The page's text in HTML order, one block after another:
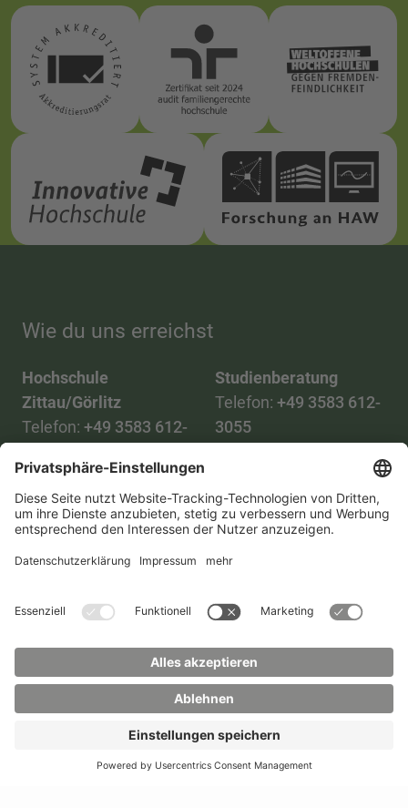
Wie du uns erreichst
Hochschule
Zittau/Görlitz
Telefon: +49 3583 612-
Mail:info(at)hszg.de
Studienberatung
Telefon: +49 3583 612-
3055
Mail:
stud.info(at)hszg.de
TransparenzgesetzKontakt Lageplan